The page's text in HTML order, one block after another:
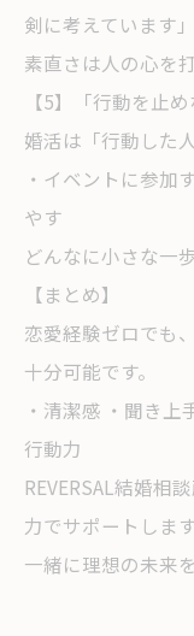
剣に考えています」
素直さは人の心を打
【5】「行動を止め
婚活は「行動した
・イベントに参加
やす
どんなに小さな一
【まとめ】
恋愛経験ゼロでも
十分可能です。
・清潔感 ・聞き上
行動力
REVERSAL結婚相
力でサポートします
一緒に理想の未来